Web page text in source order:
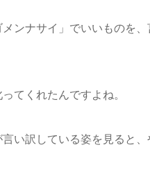
ンナサイ」でいいものを
てくれたんですよね。
い訳している姿を見ると、